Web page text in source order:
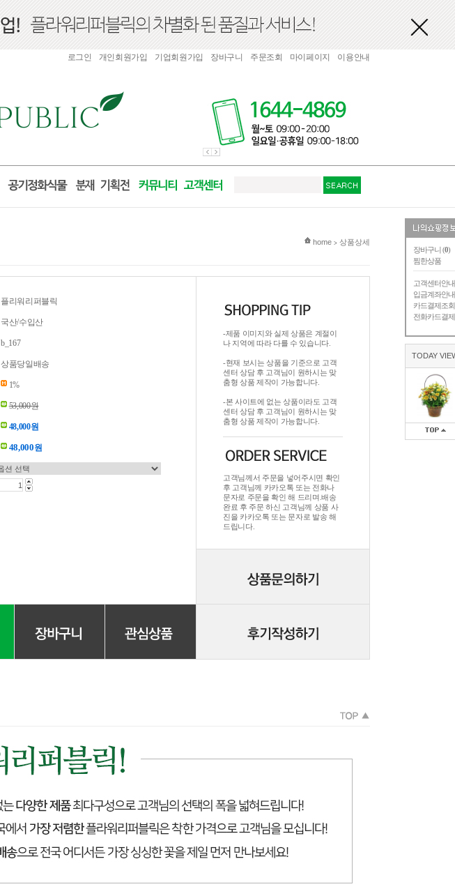
장바구니 (0)
찜한상품
고객센터안내
입금계좌안내
카드결제조회
전화카드결제
TODAY
로그인 개인회원가입 기업회원가입 장바구니 주문조회 마이페이지 이용안내
현재 위치
home > 상품상세
플리워리퍼블릭
국산/수입산
b_167
상품당일배송
1%
53,000원
48,000원
48,000원
-제품 이미지와 실제 상품은 계절이
나 지역에 따라 다를 수 있습니다.
-현재 보시는 상품을 기준으로 고객
센터 상담 후 고객님이 원하시는 맞
춤형 상품 제작이 가능합니다.
-본 사이트에 없는 상품이라도 고객
센터 상담 후 고객님이 원하시는 맞
춤형 상품 제작이 가능합니다.
고객님께서 주문을 넣어주시면 확인
후 고객님께 카카오톡 또는 전화나
문자로 주문을 확인 해 드리며.배송
완료 후 주문 하신 고객님께 상품 사
진을 카카오톡 또는 문자로 발송 해
드립니다.